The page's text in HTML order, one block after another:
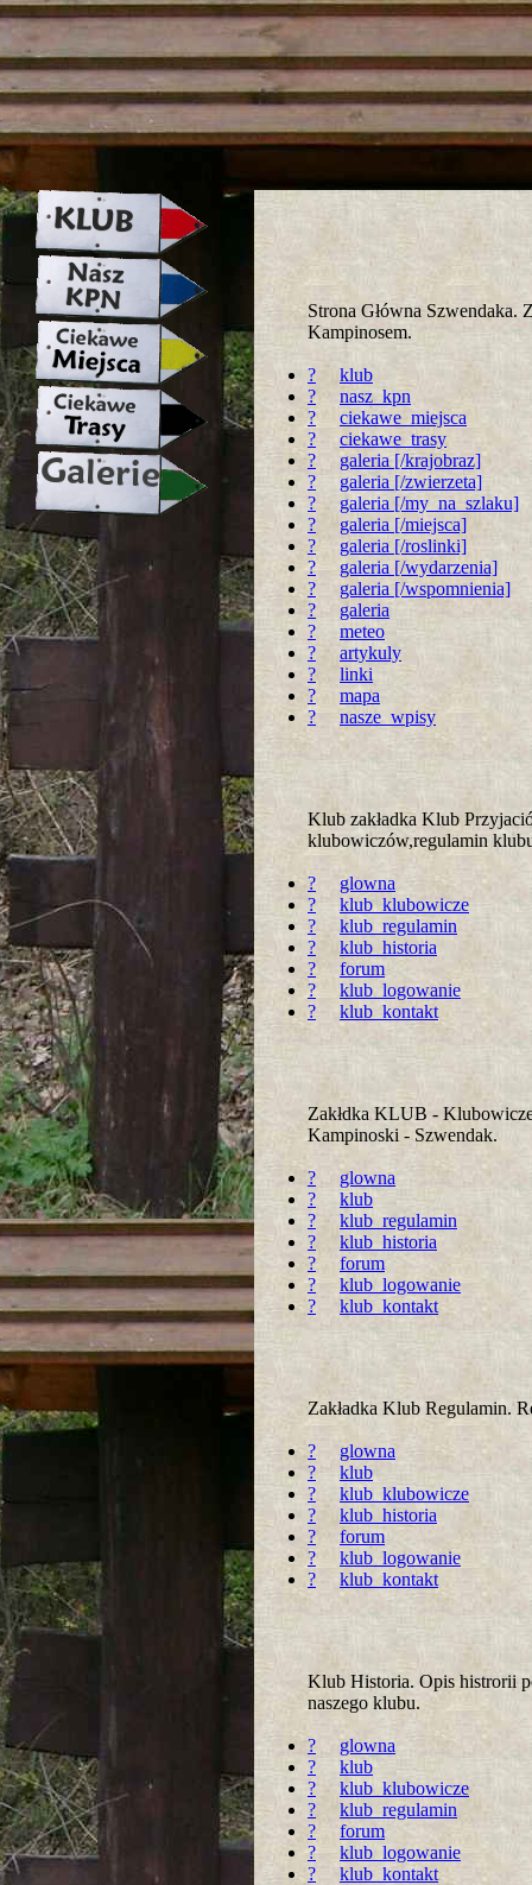
strona w naprawie zapraszamy
Strona Główna Szwendaka.
Kampinosem.
?
klub
?
nasz_kpn
?
ciekawe_miejsca
?
ciekawe_trasy
?
galeria [/krajobraz]
?
galeria [/zwierzeta]
?
galeria [/my_na_szlaku]
?
galeria [/miejsca]
?
galeria [/roslinki]
?
galeria [/wydarzenia]
?
galeria [/wspomnienia]
?
galeria
?
meteo
?
artykuly
?
linki
?
mapa
?
nasze_wpisy
Klub zakładka Klub
klubowiczów,regulamin
?
glowna
?
klub_klubowicze
?
klub_regulamin
?
klub_historia
?
forum
?
klub_logowanie
?
klub_kontakt
Zakłdka KLUB -
Kampinoski - Szwendak.
?
glowna
?
klub
?
klub_regulamin
?
klub_historia
?
forum
?
klub_logowanie
?
klub_kontakt
Zakładka Klub Regulamin.
?
glowna
?
klub
?
klub_klubowicze
?
klub_historia
?
forum
?
klub_logowanie
?
klub_kontakt
Klub Historia. Opis histrorii
naszego klubu.
?
glowna
?
klub
?
klub_klubowicze
?
klub_regulamin
?
forum
?
klub_logowanie
?
klub_kontakt